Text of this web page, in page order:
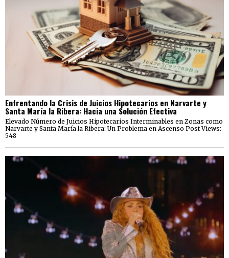
Enfrentando la Crisis de Juicios Hipotecarios en Narvarte y
Santa María la Ribera: Hacia una Solución Efectiva
Elevado Número de Juicios Hipotecarios Interminables en Zonas como
Narvarte y Santa María la Ribera: Un Problema en Ascenso Post Views:
548